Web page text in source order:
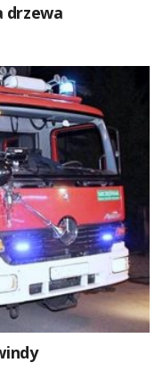
drzewa